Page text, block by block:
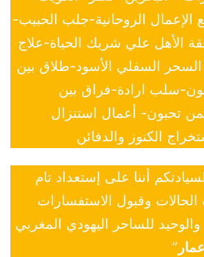
الروحانية-جلب الحبيب-
الأهل علي شريك الحياة-علاج
السفلي الأسود-طلاق بين
سلب ارادة-فراق بين
تحبون- أعمال استنزال
الكنوز والدفائن
أننا على إستعداد تام
وقبول الاستفسارات
للساحر اليهودي المغربي
”